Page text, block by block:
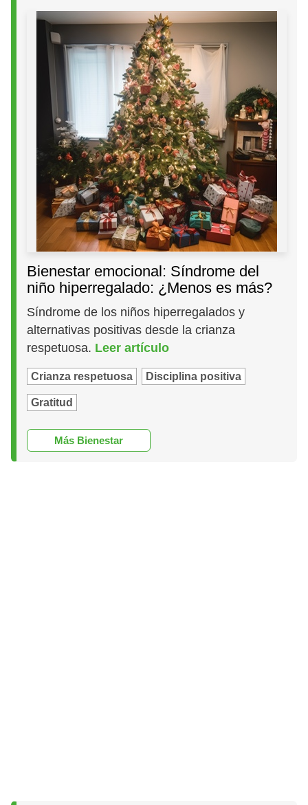
Bienestar emocional: Síndrome del
niño hiperregalado: ¿Menos es más?
Síndrome de los niños hiperregalados y
alternativas positivas desde la crianza
respetuosa. Leer artículo
Crianza respetuosa Disciplina positiva
Gratitud
Más Bienestar